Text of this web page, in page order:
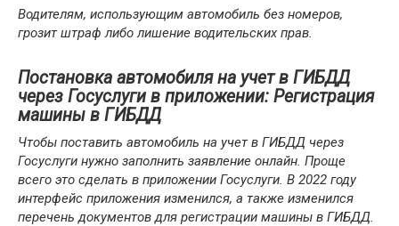
Водителям, использующим автомобиль без номеров,
грозит штраф либо лишение водительских прав.
Постановка автомобиля на учет в ГИБДД
через Госуслуги в приложении: Регистрация
машины в ГИБДД
Чтобы поставить автомобиль на учет в ГИБДД через
Госуслуги нужно заполнить заявление онлайн. Проще
всего это сделать в приложении Госуслуги. В 2022 году
интерфейс приложения изменился, а также изменился
перечень документов для регистрации машины в ГИБДД.